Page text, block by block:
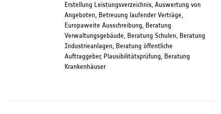
Erstellung Leistungsverzeichnis, Auswertung von
Angeboten, Betreuung laufender Verträge,
Europaweite Ausschreibung, Beratung
Verwaltungsgebäude, Beratung Schulen, Beratung
Industrieanlagen, Beratung öffentliche
Auftraggeber, Plausibilitätsprüfung, Beratung
Krankenhäuser